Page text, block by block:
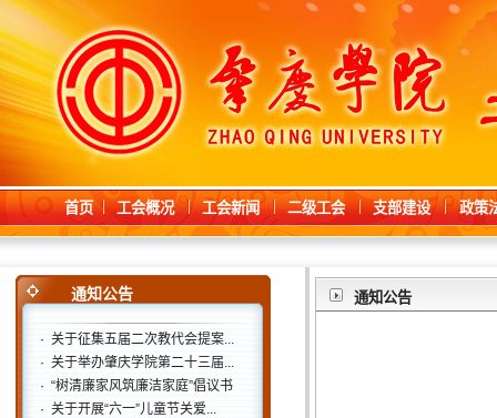
首页 工会概况 工会新闻 二级工会 支部建设 政策
通知公告
· 关于征集五届二次教代会提案...
· 关于举办肇庆学院第二十三届...
· “树清廉家风筑廉洁家庭”倡议书
· 关于开展“六一”儿童节关爱...
通知公告